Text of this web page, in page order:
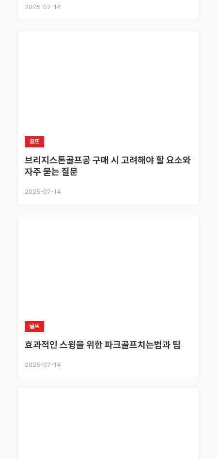
2025-07-14
골프
브리지스톤골프공 구매 시 고려해야 할 요소와
자주 묻는 질문
2025-07-14
골프
효과적인 스윙을 위한 파크골프치는법과 팁
2025-07-14